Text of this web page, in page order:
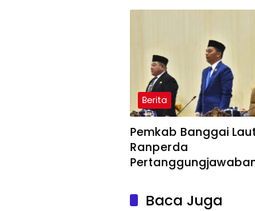
Daerah
Berita
Pemkab Banggai
Ranperda
Tembus 97,02 Persen
Baca Juga